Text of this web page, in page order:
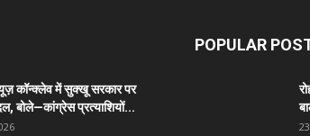
कॉन्क्लेव में सुक्खू सरकार पर
बोले—कांग्रेस प्रत्याशियों...
POPULAR